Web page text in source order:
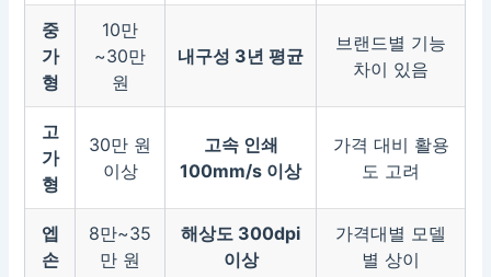
중
가
형
10만
~30만
원
내구성 3년 평균
브랜드별 기능
차이 있음
고
가
형
30만 원
이상
고속 인쇄
100mm/s 이상
가격 대비 활용
도 고려
엡
손
8만~35
만 원
해상도 300dpi
이상
가격대별 모델
별 상이